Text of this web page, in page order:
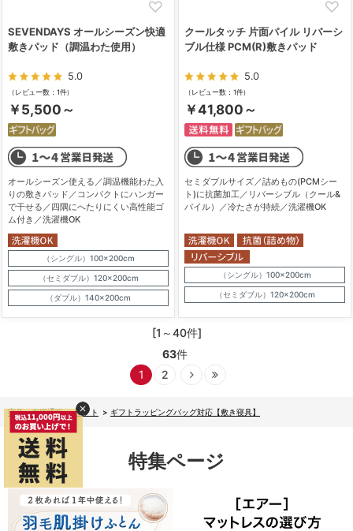
SEVENDAYS オールシーズン快適
敷きパッド（調温わた使用）
5.0
（レビュー数：1件）
￥5,500～
オールシーズン使える／調温機能わた入
りの敷きパッド／コンパクトにハンガー
で干せる／四隅にへたりにくい高性能ゴ
ム付き／洗濯機OK
（シングル）100×200cm
（セミダブル）120×200cm
（ダブル）140×200cm
クールタッチ 片面パイル リバーシ
ブル仕様 PCM(R)敷きパッド
5.0
（レビュー数：1件）
￥41,800～
セミダブルサイズ／詰めもの(PCMシー
ト)に抗菌加工／リバーシブル（クール&
パイル）／冷たさが持続／洗濯機OK
（シングル）100×200cm
（セミダブル）120×200cm
[1～40件]
63件
1
2
寝具・布団通販 >ギフト > ギフトラッピングバッグ対応【敷き寝具】
特集ページ